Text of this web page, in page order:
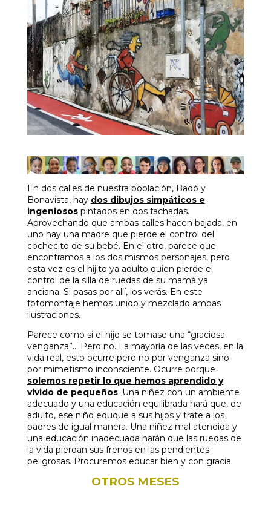
En dos calles de nuestra población, Badó y
Bonavista, hay dos dibujos simpáticos e
ingeniosospintados en dos fachadas.
Aprovechando que ambas calles hacen bajada, en
uno hay una madre que pierde el control del
cochecito de su bebé. En el otro, parece que
encontramos a los dos mismos personajes, pero
esta vez es el hijito ya adulto quien pierde el
control de la silla de ruedas de su mamá ya
anciana. Si pasas por allí, los verás. En este
fotomontaje hemos unido y mezclado ambas
ilustraciones.
Parece como si el hijo se tomase una “graciosa
venganza”… Pero no. La mayoría de las veces, en la
vida real, esto ocurre pero no por venganza sino
por mimetismo inconsciente. Ocurre porque
solemos repetir lo que hemos aprendido y
vivido de pequeños. Una niñez con un ambiente
adecuado y una educación equilibrada hará que, de
adulto, ese niño eduque a sus hijos y trate a los
padres de igual manera. Una niñez mal atendida y
una educación inadecuada harán que las ruedas de
la vida pierdan sus frenos en las pendientes
peligrosas. Procuremos educar bien y con gracia.
OTROS MESES